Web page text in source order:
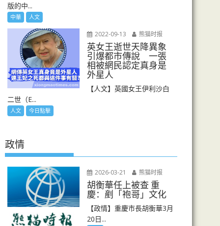
版的中...
中華 人文
2022-09-13 熊猫时报
英女王逝世天降異象
引爆都市傳說 一張
相被網民認定真身是
外星人
【人文】英國女王伊利沙白
二世（E...
人文 今日點擊
政情
2026-03-21 熊猫时报
胡衡華任上被查 重
慶：剷「袍哥」文化
【政情】重慶市長胡衡華3月
20日...